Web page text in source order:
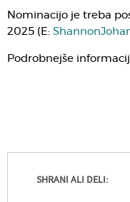
Nominacijo je treba
2025 (E:
Podrobnejše
SHRANI ALI DELI: